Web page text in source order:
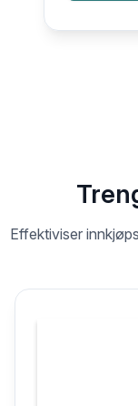
Effektiviser